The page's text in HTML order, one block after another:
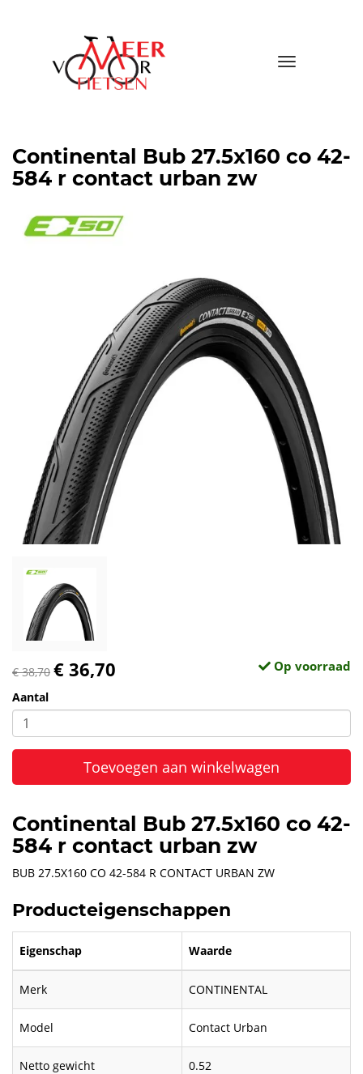
Toggle
Continental Bub 27.5x160 co 42-
584 r contact urban zw
€ 38,70 € 36,70 Op voorraad
Aantal
Toevoegen aan winkelwagen
Continental Bub 27.5x160 co 42-
584 r contact urban zw
BUB 27.5X160 CO 42-584 R CONTACT URBAN ZW
Producteigenschappen
Eigenschap Waarde
Merk CONTINENTAL
Model Contact Urban
Netto gewicht 0.52